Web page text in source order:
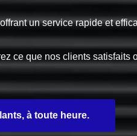
un service rapide et
ce que nos clients satisfaits
à toute heure.